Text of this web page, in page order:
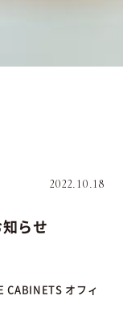
2022.10.18
らせ
CABINETS オフィ